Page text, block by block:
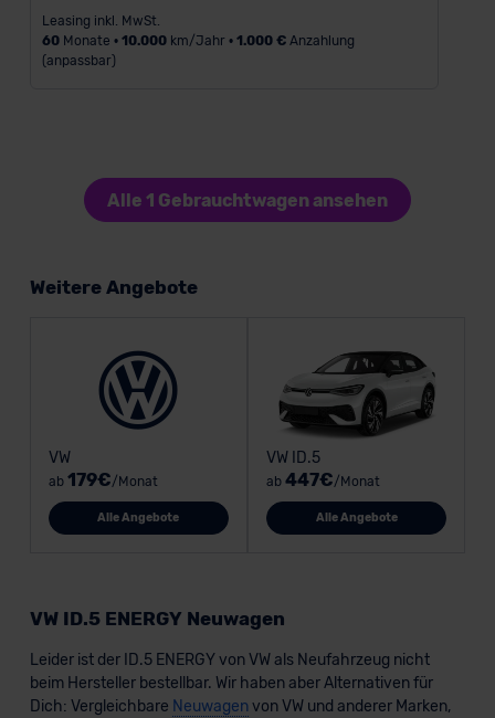
Leasing inkl. MwSt.
60Monate • 10.000km/Jahr • 1.000 €Anzahlung
(anpassbar)
Alle 1 Gebrauchtwagen ansehen
Weitere Angebote
VW
ab 179€/Monat
Alle Angebote
VW ID.5
ab 447€/Monat
Alle Angebote
VW ID.5 ENERGY Neuwagen
Leider ist der ID.5 ENERGY von VW als Neufahrzeug nicht
beim Hersteller bestellbar. Wir haben aber Alternativen für
Dich: Vergleichbare Neuwagenvon VW und anderer Marken,